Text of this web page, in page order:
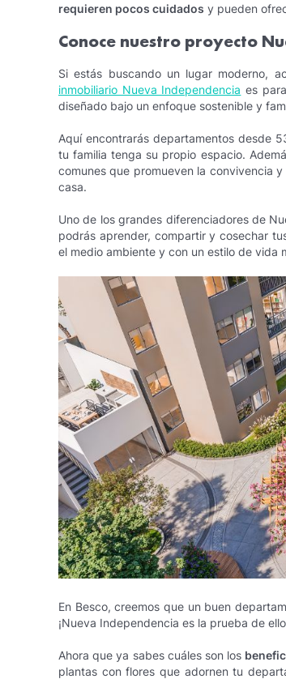
requieren pocos cuidados y pueden
Conoce nuestro proyecto
Si estás buscando un lugar moderno,
inmobiliario Nueva Independencia es
diseñado bajo un enfoque sostenible y
Aquí encontrarás departamentos desde
tu familia tenga su propio espacio.
comunes que promueven la convivencia
casa.
Uno de los grandes diferenciadores de
podrás aprender, compartir y cosechar
el medio ambiente y con un estilo de vida
En Besco, creemos que un buen
¡Nueva Independencia es la prueba de
Ahora que ya sabes cuáles son los
plantas con flores que adornen tu